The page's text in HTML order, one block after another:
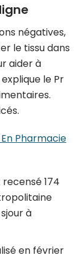
négatives,
le tissu dans
aider à
le Pr
Pharmacie
174
à
en février